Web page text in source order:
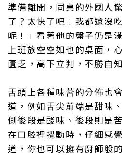
準備離開，同桌的外國人
了？太快了吧！我都還沒
呢！」看著他的盤子仍是
上班族空空如也的桌面，
匱乏，高下立判，不勝自
舌頭上各種味蕾的分佈也
道，例如舌尖前端是甜味
側後段是酸味、後段則是
在口腔裡攪動時，仔細感
道，你也可以擁有廚師般